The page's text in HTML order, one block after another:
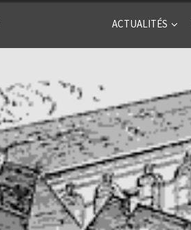
ACTUALITÉS